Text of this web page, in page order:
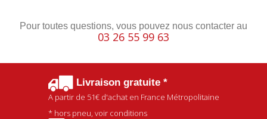
Pour toutes questions, vous pouvez nous contacter au
03 26 55 99 63
Livraison gratuite *
A partir de 51€d'achat en France Métropolitaine
* hors pneu, voir conditions